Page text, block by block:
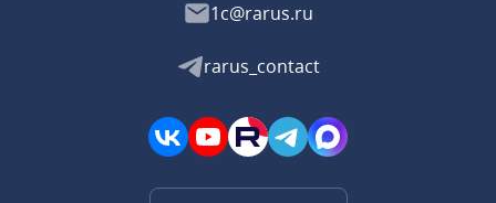
1c@rarus.ru
rarus_contact